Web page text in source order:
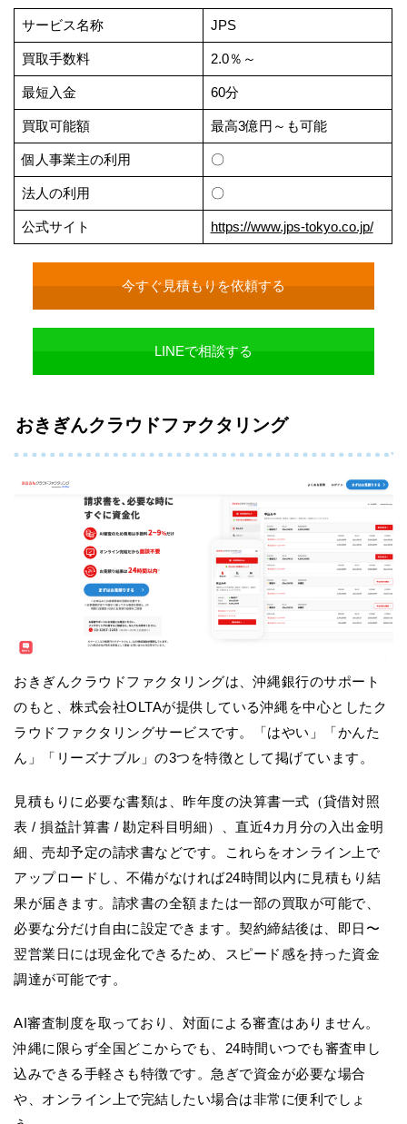
サービス名称 JPS
買取手数料 2.0％～
最短入金 60分
買取可能額 最高3億円～も可能
個人事業主の利用 〇
法人の利用 〇
公式サイト https://www.jps-tokyo.co.jp/
今すぐ見積もりを依頼する
LINEで相談する
おきぎんクラウドファクタリング
おきぎんクラウドファクタリングは、沖縄銀行のサポート
のもと、株式会社OLTAが提供している沖縄を中心としたク
ラウドファクタリングサービスです。「はやい」「かんた
ん」「リーズナブル」の3つを特徴として掲げています。
見積もりに必要な書類は、昨年度の決算書一式（貸借対照
表 / 損益計算書 / 勘定科目明細）、直近4カ月分の入出金明
細、売却予定の請求書などです。これらをオンライン上で
アップロードし、不備がなければ24時間以内に見積もり結
果が届きます。請求書の全額または一部の買取が可能で、
必要な分だけ自由に設定できます。契約締結後は、即日〜
翌営業日には現金化できるため、スピード感を持った資金
調達が可能です。
AI審査制度を取っており、対面による審査はありません。
沖縄に限らず全国どこからでも、24時間いつでも審査申し
込みできる手軽さも特徴です。急ぎで資金が必要な場合
や、オンライン上で完結したい場合は非常に便利でしょ